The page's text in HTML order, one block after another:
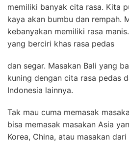
memiliki banyak cita rasa. Kita
kaya akan bumbu dan rempah.
kebanyakan memiliki rasa
yang berciri khas rasa pedas
dan segar. Masakan Bali yang
kuning dengan cita rasa pedas
Indonesia lainnya.
Tak mau cuma memasak
bisa memasak masakan Asia
Korea, China, atau masakan